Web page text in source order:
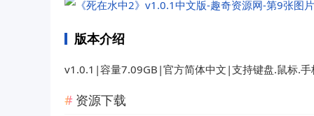
版本介绍
v1.0.1|容量7.09GB|官方简体中文|支持键盘.鼠标.手
资源下载